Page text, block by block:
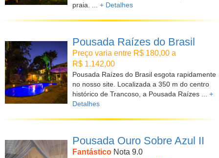
praia. ... + Detalhes
Pousada Raízes do Brasil
Preço varia entre R$ 180,00 a
R$ 1.142,00
Pousada Raízes do Brasil esgota rapidamente
no nosso site. Localizada a 350 m do centro
histórico de Trancoso, a Pousada Raízes ... +
Detalhes
Pousada Ouro Sobre Azul II
Fantástico Nota 9.0